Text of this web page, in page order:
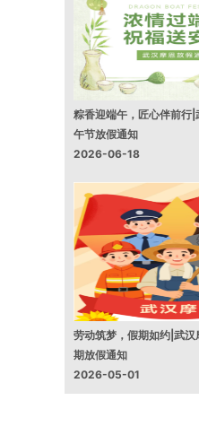
粽香迎端午，匠心伴前
午节放假通知
2026-06-18
劳动筑梦，假期如约|武
期放假通知
2026-05-01